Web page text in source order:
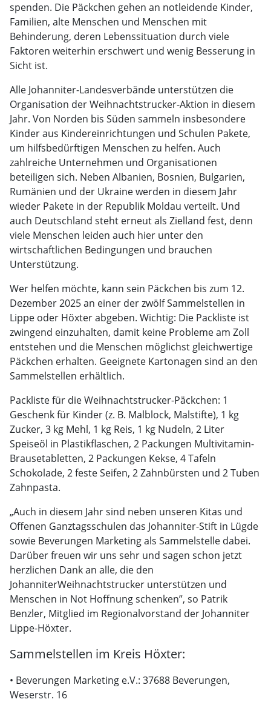
spenden. Die Päckchen gehen an notleidende Kinder,
Familien, alte Menschen und Menschen mit
Behinderung, deren Lebenssituation durch viele
Faktoren weiterhin erschwert und wenig Besserung in
Sicht ist.
Alle Johanniter-Landesverbände unterstützen die
Organisation der Weihnachtstrucker-Aktion in diesem
Jahr. Von Norden bis Süden sammeln insbesondere
Kinder aus Kindereinrichtungen und Schulen Pakete,
um hilfsbedürftigen Menschen zu helfen. Auch
zahlreiche Unternehmen und Organisationen
beteiligen sich. Neben Albanien, Bosnien, Bulgarien,
Rumänien und der Ukraine werden in diesem Jahr
wieder Pakete in der Republik Moldau verteilt. Und
auch Deutschland steht erneut als Zielland fest, denn
viele Menschen leiden auch hier unter den
wirtschaftlichen Bedingungen und brauchen
Unterstützung.
Wer helfen möchte, kann sein Päckchen bis zum 12.
Dezember 2025 an einer der zwölf Sammelstellen in
Lippe oder Höxter abgeben. Wichtig: Die Packliste ist
zwingend einzuhalten, damit keine Probleme am Zoll
entstehen und die Menschen möglichst gleichwertige
Päckchen erhalten. Geeignete Kartonagen sind an den
Sammelstellen erhältlich.
Packliste für die Weihnachtstrucker-Päckchen: 1
Geschenk für Kinder (z. B. Malblock, Malstifte), 1 kg
Zucker, 3 kg Mehl, 1 kg Reis, 1 kg Nudeln, 2 Liter
Speiseöl in Plastikflaschen, 2 Packungen Multivitamin-
Brausetabletten, 2 Packungen Kekse, 4 Tafeln
Schokolade, 2 feste Seifen, 2 Zahnbürsten und 2 Tuben
Zahnpasta.
„Auch in diesem Jahr sind neben unseren Kitas und
Offenen Ganztagsschulen das Johanniter-Stift in Lügde
sowie Beverungen Marketing als Sammelstelle dabei.
Darüber freuen wir uns sehr und sagen schon jetzt
herzlichen Dank an alle, die den
JohanniterWeihnachtstrucker unterstützen und
Menschen in Not Hoffnung schenken”, so Patrik
Benzler, Mitglied im Regionalvorstand der Johanniter
Lippe-Höxter.
Sammelstellen im Kreis Höxter:
• Beverungen Marketing e.V.: 37688 Beverungen,
Weserstr. 16